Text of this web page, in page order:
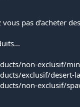
pas d’acheter
non-exclusif/
exclusif/desert-
non-exclusif/